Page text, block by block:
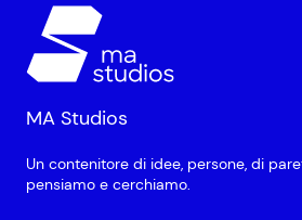
MA Studios
Un contenitore di idee, persone, di
pensiamo e cerchiamo.